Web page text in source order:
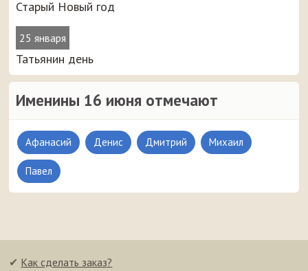
Старый Новый год
25 января
Татьянин день
Именины 16 июня отмечают
Афанасий Денис Дмитрий Михаил
Павел
✔ Как сделать заказ?